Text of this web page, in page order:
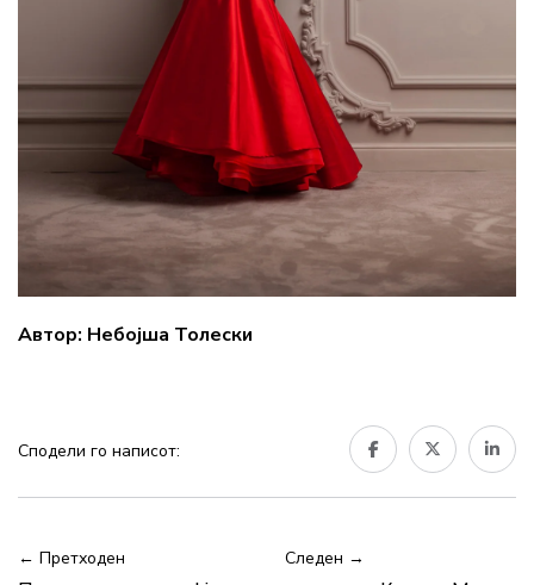
Автор: Небојша Толески
Сподели го написот:
← Претходен Следен →